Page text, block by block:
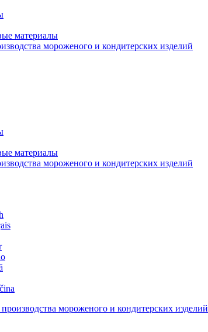
материалы
мороженого и кондитерских изделий
материалы
мороженого и кондитерских изделий
мороженого и кондитерских изделий